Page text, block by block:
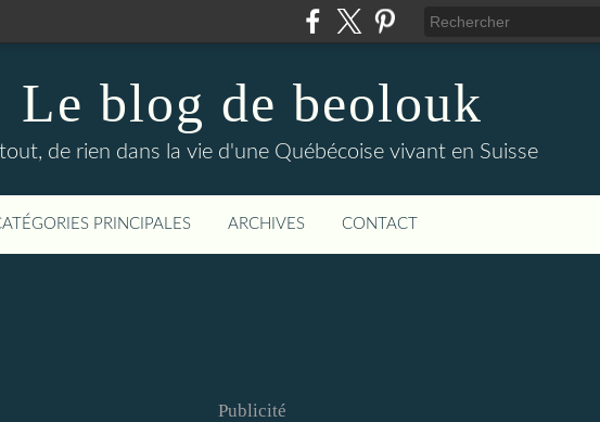
Le blog de beolouk
de rien dans la vie d'une Québécoise vivant en Suisse
PRINCIPALES ARCHIVES CONTACT
Publicité